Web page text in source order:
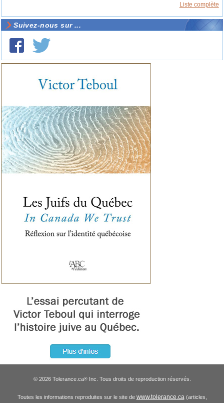
Liste complète
Suivez-nous sur ...
© 2026 Tolerance.ca®Inc. Tous droits de reproduction réservés.
Toutes les informations reproduites sur le site de www.tolerance.ca (articles,